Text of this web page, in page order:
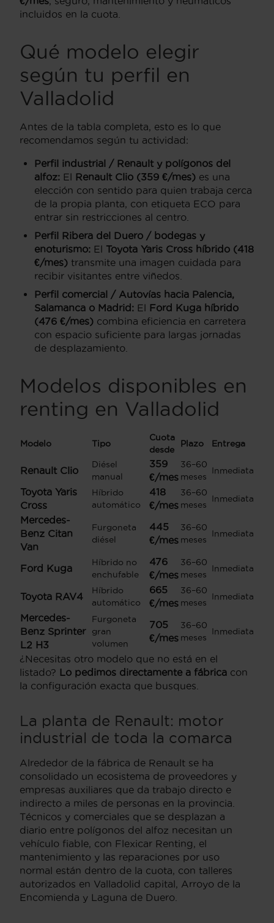
incluidos en la cuota.
Qué modelo elegir
según tu perfil en
Valladolid
Antes de la tabla completa, esto es lo que
recomendamos según tu actividad:
Perfil industrial / Renault y polígonos del
alfoz: El Renault Clio (359 €/mes) es una
elección con sentido para quien trabaja cerca
de la propia planta, con etiqueta ECO para
entrar sin restricciones al centro.
Perfil Ribera del Duero / bodegas y
enoturismo: El Toyota Yaris Cross híbrido (418
€/mes) transmite una imagen cuidada para
recibir visitantes entre viñedos.
Perfil comercial / Autovías hacia Palencia,
Salamanca o Madrid: El Ford Kuga híbrido
(476 €/mes) combina eficiencia en carretera
con espacio suficiente para largas jornadas
de desplazamiento.
Modelos disponibles en
renting en Valladolid
Modelo Tipo
Cuota
desde
Plazo Entrega
Renault Clio
Diésel
manual
359
€/mes
36–60
meses
Inmediata
Toyota Yaris
Cross
Híbrido
automático
418
€/mes
36–60
meses
Inmediata
Mercedes-
Benz Citan
Van
Furgoneta
diésel
445
€/mes
36–60
meses
Inmediata
Ford Kuga
Híbrido no
enchufable
476
€/mes
36–60
meses
Inmediata
Toyota RAV4
Híbrido
automático
665
€/mes
36–60
meses
Inmediata
Mercedes-
Benz Sprinter
L2 H3
Furgoneta
gran
volumen
705
€/mes
36–60
meses
Inmediata
¿Necesitas otro modelo que no está en el
listado? Lo pedimos directamente a fábrica con
la configuración exacta que busques.
La planta de Renault: motor
industrial de toda la comarca
Alrededor de la fábrica de Renault se ha
consolidado un ecosistema de proveedores y
empresas auxiliares que da trabajo directo e
indirecto a miles de personas en la provincia.
Técnicos y comerciales que se desplazan a
diario entre polígonos del alfoz necesitan un
vehículo fiable, con Flexicar Renting, el
mantenimiento y las reparaciones por uso
normal están dentro de la cuota, con talleres
autorizados en Valladolid capital, Arroyo de la
Encomienda y Laguna de Duero.